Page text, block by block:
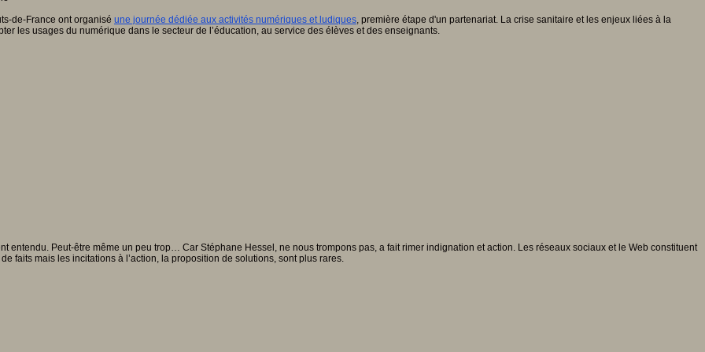
de-France ont organisé une journée dédiée aux activités numériques et ludiques, première étape d'un partenariat. La crise sanitaire et les enjeux liées à la
les usages du numérique dans le secteur de l’éducation, au service des élèves et des enseignants.
entendu. Peut-être même un peu trop… Car Stéphane Hessel, ne nous trompons pas, a fait rimer indignation et action. Les réseaux sociaux et le Web constituent
faits mais les incitations à l’action, la proposition de solutions, sont plus rares.